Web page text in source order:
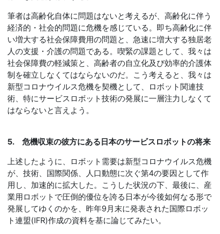
筆者は高齢化自体に問題はないと考えるが、高齢化に伴う
経済的・社会的問題に危機を感じている。即ち高齢化に伴
い増大する社会保障費用の問題と、急速に増大する独居老
人の支援・介護の問題である。喫緊の課題として、我々は
社会保障費の軽減策と、高齢者の自立化及び効率的介護体
制を確立しなくてはならないのだ。こう考えると、我々は
新型コロナウイルス危機を契機として、ロボット関連技
術、特にサービスロボット技術の発展に一層注力しなくて
はならないと言えよう。
5. 危機収束の彼方にある日本のサービスロボットの将来
上述したように、ロボット需要は新型コロナウイルス危機
が、技術、国際関係、人口動態に次ぐ第4の要因として作
用し、加速的に拡大した。こうした状況の下、最後に、産
業用ロボットで圧倒的優位を誇る日本が今後如何なる形で
発展してゆくのかを、昨年9月末に発表された国際ロボッ
ト連盟(IFR)作成の資料を基に論じてみたい。